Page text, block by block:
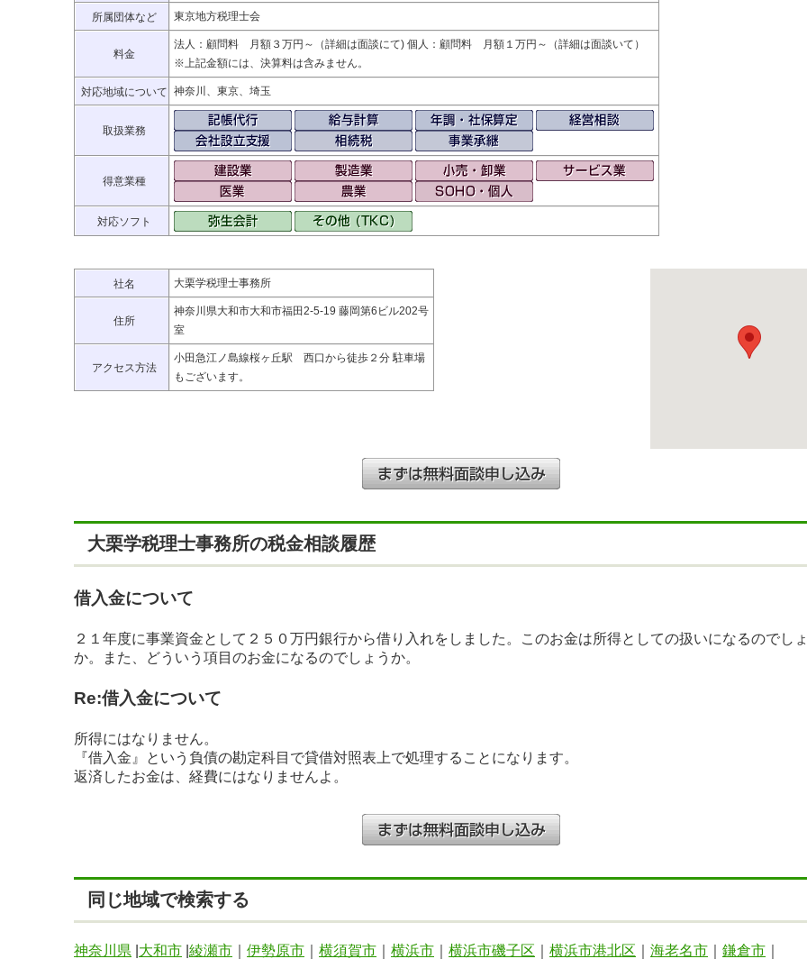
所属団体など 東京地方税理士会
料金
法人：顧問料 月額３万円～（詳細は面談にて) 個人：顧問料 月額１万円～（詳細は面談いて）
※上記金額には、決算料は含みません。
対応地域について 神奈川、東京、埼玉
取扱業務
得意業種
対応ソフト
社名 大栗学税理士事務所
住所
神奈川県大和市大和市福田2-5-19 藤岡第6ビル202号
室
アクセス方法
小田急江ノ島線桜ヶ丘駅 西口から徒歩２分 駐車場
もございます。
大栗学税理士事務所の税金相談履歴
借入金について
２１年度に事業資金として２５０万円銀行から借り入れをしました。このお金は所得としての扱いになるのでし
か。また、どういう項目のお金になるのでしょうか。
Re:借入金について
所得にはなりません。
『借入金』という負債の勘定科目で貸借対照表上で処理することになります。
返済したお金は、経費にはなりませんよ。
同じ地域で検索する
神奈川県 大和市 綾瀬市 伊勢原市 横須賀市 横浜市 横浜市磯子区 横浜市港北区 海老名市 鎌倉市